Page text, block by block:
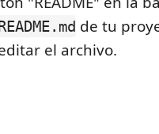
de tu
el archivo.